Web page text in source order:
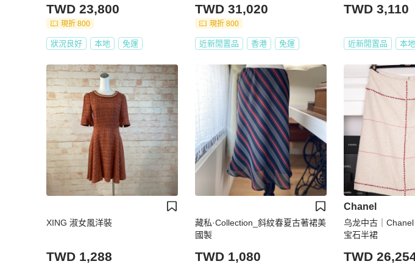
TWD 23,800
現折 800
狀況良好 本地 免運
TWD 31,020
現折 800
近新閒置品 香港 免運
TWD 3,110
近新閒置品 本地
XING 淑女風洋裝
TWD 1,288
藏私·Collection_斜紋春夏古著裙美
國製
TWD 1,080
Chanel
乌龙中古｜
宝石半裙
TWD